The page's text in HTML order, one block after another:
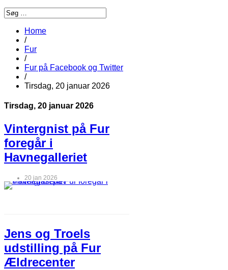
Home
/
Fur
/
Fur på Facebook og Twitter
/
Tirsdag, 20 januar 2026
Tirsdag, 20 januar 2026
Vintergnist på Fur
foregår i
Havnegalleriet
20 jan 2026
Jens og Troels
udstilling på Fur
Ældrecenter